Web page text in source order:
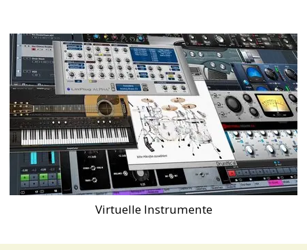
Virtuelle Instrumente